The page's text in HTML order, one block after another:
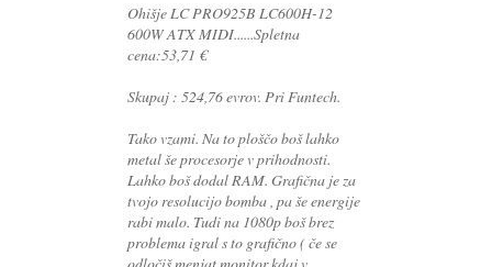
Ohišje LC PRO925B LC600H-12
600W ATX MIDI......Spletna
cena:53,71 €
Skupaj : 524,76 evrov. Pri Funtech.
Tako vzami. Na to ploščo boš lahko
metal še procesorje v prihodnosti.
Lahko boš dodal RAM. Grafična je za
tvojo resolucijo bomba , pa še energije
rabi malo. Tudi na 1080p boš brez
problema igral s to grafično ( če se
odločiš menjat monitor kdaj v